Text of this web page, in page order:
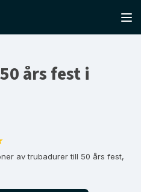
års fest i
av trubadurer till 50 års fest,